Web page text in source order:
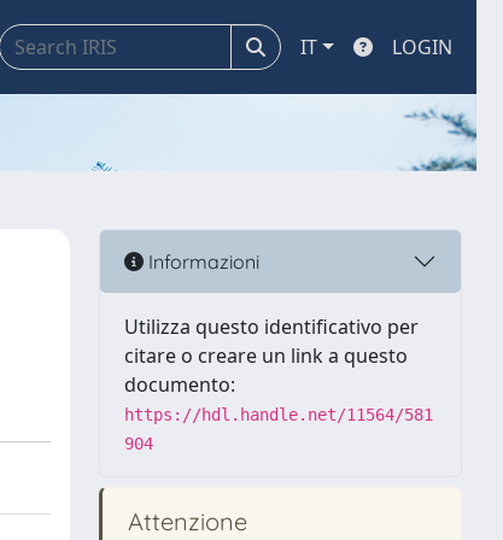
IT LOGIN
Informazioni
Utilizza questo identificativo per
citare o creare un link a questo
documento:
https://hdl.handle.net/11564/581
904
Attenzione